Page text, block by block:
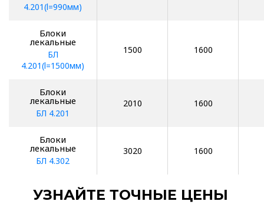
4.201(l=990мм)
Блоки
лекальные
БЛ
4.201(l=1500мм)
1500 1600
Блоки
лекальные
БЛ 4.201
2010 1600
Блоки
лекальные
БЛ 4.302
3020 1600
УЗНАЙТЕ ТОЧНЫЕ ЦЕНЫ